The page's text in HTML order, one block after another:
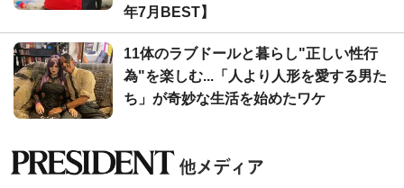
年7月BEST】
11体のラブドールと暮らし"正しい性行
為"を楽しむ...「人より人形を愛する男た
ち」が奇妙な生活を始めたワケ